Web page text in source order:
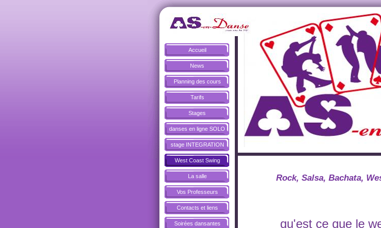
Accueil
News
Planning des cours
Tarifs
Stages
danses en ligne SOLO
stage INTEGRATION
West Coast Swing
La salle
Vos Professeurs
Contacts et liens
Soirées dansantes
Rock, Salsa, Bachata,
qu'est ce que le